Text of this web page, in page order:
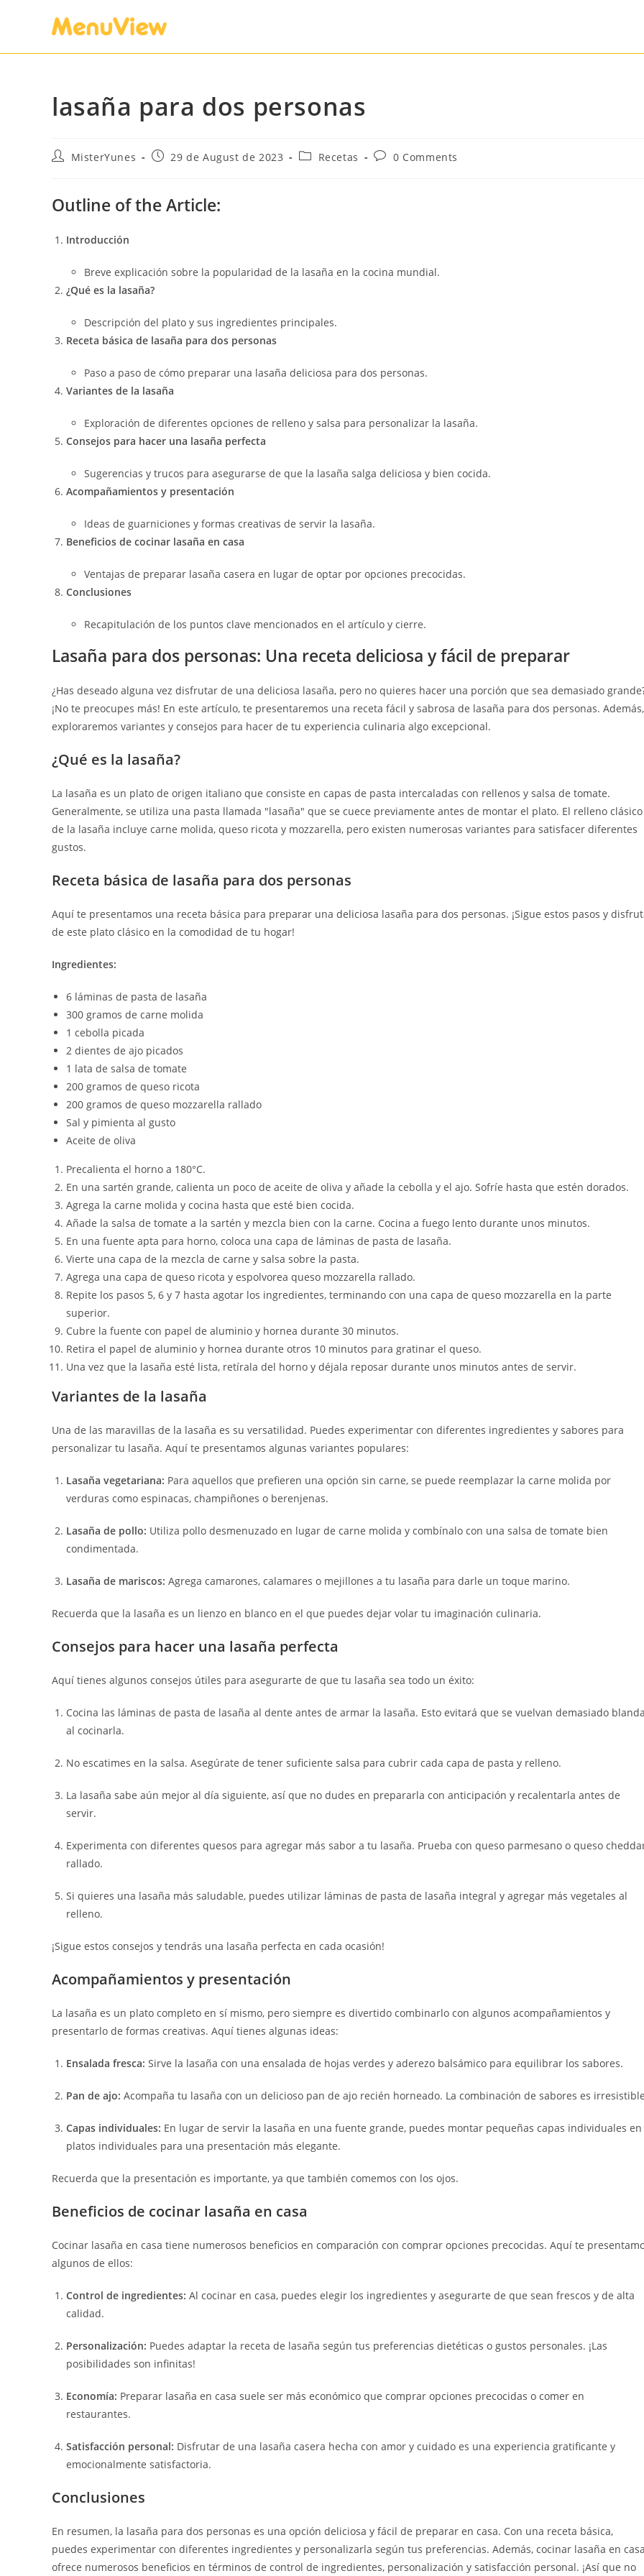
lasaña para dos personas
MisterYunes 29 de August de 2023 Recetas 0 Comments
Outline of the Article:
Introducción
Breve explicación sobre la popularidad de la lasaña en la cocina mundial.
¿Qué es la lasaña?
Descripción del plato y sus ingredientes principales.
Receta básica de lasaña para dos personas
Paso a paso de cómo preparar una lasaña deliciosa para dos personas.
Variantes de la lasaña
Exploración de diferentes opciones de relleno y salsa para personalizar la lasaña.
Consejos para hacer una lasaña perfecta
Sugerencias y trucos para asegurarse de que la lasaña salga deliciosa y bien cocida.
Acompañamientos y presentación
Ideas de guarniciones y formas creativas de servir la lasaña.
Beneficios de cocinar lasaña en casa
Ventajas de preparar lasaña casera en lugar de optar por opciones precocidas.
Conclusiones
Recapitulación de los puntos clave mencionados en el artículo y cierre.
Lasaña para dos personas: Una receta deliciosa y fácil de preparar
¿Has deseado alguna vez disfrutar de una deliciosa lasaña, pero no quieres hacer una porción que sea demasiado
¡No te preocupes más! En este artículo, te presentaremos una receta fácil y sabrosa de lasaña para dos personas. Además,
exploraremos variantes y consejos para hacer de tu experiencia culinaria algo excepcional.
¿Qué es la lasaña?
La lasaña es un plato de origen italiano que consiste en capas de pasta intercaladas con rellenos y salsa de tomate.
Generalmente, se utiliza una pasta llamada "lasaña" que se cuece previamente antes de montar el plato. El relleno clásico
de la lasaña incluye carne molida, queso ricota y mozzarella, pero existen numerosas variantes para satisfacer diferentes
gustos.
Receta básica de lasaña para dos personas
Aquí te presentamos una receta básica para preparar una deliciosa lasaña para dos personas. ¡Sigue estos pasos y
de este plato clásico en la comodidad de tu hogar!
Ingredientes:
6 láminas de pasta de lasaña
300 gramos de carne molida
1 cebolla picada
2 dientes de ajo picados
1 lata de salsa de tomate
200 gramos de queso ricota
200 gramos de queso mozzarella rallado
Sal y pimienta al gusto
Aceite de oliva
Precalienta el horno a 180°C.
En una sartén grande, calienta un poco de aceite de oliva y añade la cebolla y el ajo. Sofríe hasta que estén dorados.
Agrega la carne molida y cocina hasta que esté bien cocida.
Añade la salsa de tomate a la sartén y mezcla bien con la carne. Cocina a fuego lento durante unos minutos.
En una fuente apta para horno, coloca una capa de láminas de pasta de lasaña.
Vierte una capa de la mezcla de carne y salsa sobre la pasta.
Agrega una capa de queso ricota y espolvorea queso mozzarella rallado.
Repite los pasos 5, 6 y 7 hasta agotar los ingredientes, terminando con una capa de queso mozzarella en la parte
superior.
Cubre la fuente con papel de aluminio y hornea durante 30 minutos.
Retira el papel de aluminio y hornea durante otros 10 minutos para gratinar el queso.
Una vez que la lasaña esté lista, retírala del horno y déjala reposar durante unos minutos antes de servir.
Variantes de la lasaña
Una de las maravillas de la lasaña es su versatilidad. Puedes experimentar con diferentes ingredientes y sabores para
personalizar tu lasaña. Aquí te presentamos algunas variantes populares:
Lasaña vegetariana: Para aquellos que prefieren una opción sin carne, se puede reemplazar la carne molida por
verduras como espinacas, champiñones o berenjenas.
Lasaña de pollo: Utiliza pollo desmenuzado en lugar de carne molida y combínalo con una salsa de tomate bien
condimentada.
Lasaña de mariscos: Agrega camarones, calamares o mejillones a tu lasaña para darle un toque marino.
Recuerda que la lasaña es un lienzo en blanco en el que puedes dejar volar tu imaginación culinaria.
Consejos para hacer una lasaña perfecta
Aquí tienes algunos consejos útiles para asegurarte de que tu lasaña sea todo un éxito:
Cocina las láminas de pasta de lasaña al dente antes de armar la lasaña. Esto evitará que se vuelvan demasiado
al cocinarla.
No escatimes en la salsa. Asegúrate de tener suficiente salsa para cubrir cada capa de pasta y relleno.
La lasaña sabe aún mejor al día siguiente, así que no dudes en prepararla con anticipación y recalentarla antes de
servir.
Experimenta con diferentes quesos para agregar más sabor a tu lasaña. Prueba con queso parmesano o queso
rallado.
Si quieres una lasaña más saludable, puedes utilizar láminas de pasta de lasaña integral y agregar más vegetales al
relleno.
¡Sigue estos consejos y tendrás una lasaña perfecta en cada ocasión!
Acompañamientos y presentación
La lasaña es un plato completo en sí mismo, pero siempre es divertido combinarlo con algunos acompañamientos y
presentarlo de formas creativas. Aquí tienes algunas ideas:
Ensalada fresca: Sirve la lasaña con una ensalada de hojas verdes y aderezo balsámico para equilibrar los sabores.
Pan de ajo: Acompaña tu lasaña con un delicioso pan de ajo recién horneado. La combinación de sabores es
Capas individuales: En lugar de servir la lasaña en una fuente grande, puedes montar pequeñas capas individuales en
platos individuales para una presentación más elegante.
Recuerda que la presentación es importante, ya que también comemos con los ojos.
Beneficios de cocinar lasaña en casa
Cocinar lasaña en casa tiene numerosos beneficios en comparación con comprar opciones precocidas. Aquí te
algunos de ellos:
Control de ingredientes: Al cocinar en casa, puedes elegir los ingredientes y asegurarte de que sean frescos y de alta
calidad.
Personalización: Puedes adaptar la receta de lasaña según tus preferencias dietéticas o gustos personales. ¡Las
posibilidades son infinitas!
Economía: Preparar lasaña en casa suele ser más económico que comprar opciones precocidas o comer en
restaurantes.
Satisfacción personal: Disfrutar de una lasaña casera hecha con amor y cuidado es una experiencia gratificante y
emocionalmente satisfactoria.
Conclusiones
En resumen, la lasaña para dos personas es una opción deliciosa y fácil de preparar en casa. Con una receta básica,
puedes experimentar con diferentes ingredientes y personalizarla según tus preferencias. Además, cocinar lasaña en
ofrece numerosos beneficios en términos de control de ingredientes, personalización y satisfacción personal. ¡Así que no